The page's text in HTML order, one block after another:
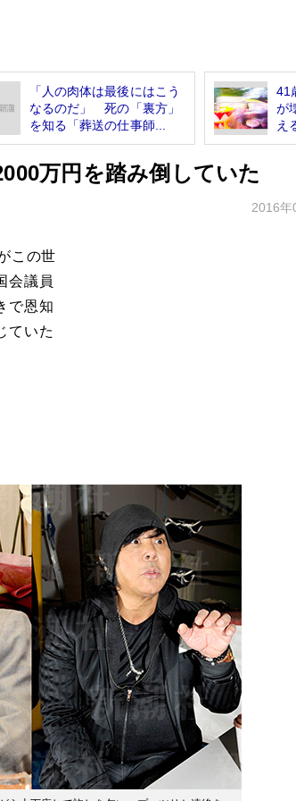
「人の肉体は最後にはこう
なるのだ」 死の「裏方」
を知る「葬送の仕事師...
41
が
え
万円を踏み倒していた
2016年
この世
会議員
で恩知
ていた